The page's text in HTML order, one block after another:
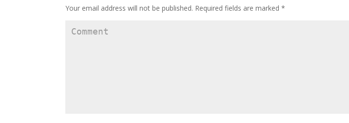
Your email address will not be published. Required fields are marked*